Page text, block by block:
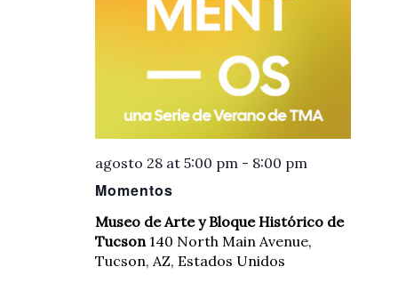
Momentos
agosto 28 at 5:00 pm - 8:00 pm
Museo de Arte y Bloque Histórico de
Tucson 140 North Main Avenue,
Tucson, AZ, Estados Unidos